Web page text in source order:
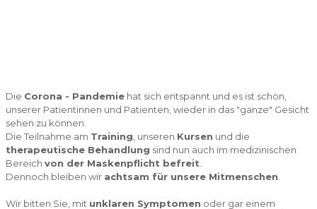
Die Corona - Pandemie hat sich entspannt und es ist schön,
unserer Patientinnen und Patienten, wieder in das "ganze" Gesicht
sehen zu können.
Die Teilnahme am Training , unseren Kursen und die
therapeutische Behandlung sind nun auch im medizinischen
Bereich von der Maskenpflicht befreit
Dennoch bleiben wir achtsam für unsere Mitmenschen
Wir bitten Sie, mit unklaren Symptomen oder gar einem